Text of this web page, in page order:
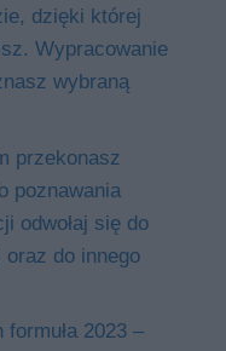
dzięki której
Wypracowanie
wybraną
przekonasz
poznawania
odwołaj się do
do innego
2023 –